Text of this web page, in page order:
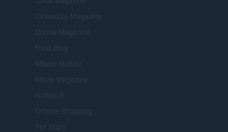
Cineverse Magazine
Donne Magazine
Food Blog
Milano Notizie
Motor Magazine
Notizie.it
Offerte Shopping
Pet Story